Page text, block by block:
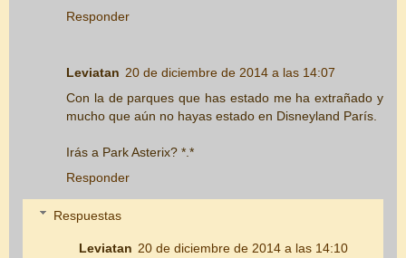
Responder
Leviatan 20 de diciembre de 2014 a las 14:07
Con la de parques que has estado me ha extrañado y
mucho que aún no hayas estado en Disneyland París.
Irás a Park Asterix? *.*
Responder
Respuestas
Leviatan 20 de diciembre de 2014 a las 14:10